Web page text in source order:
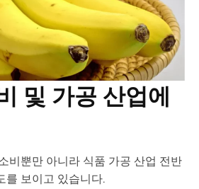
및 가공 산업에
비뿐만 아니라 식품 가공 산업 전반
를 보이고 있습니다.